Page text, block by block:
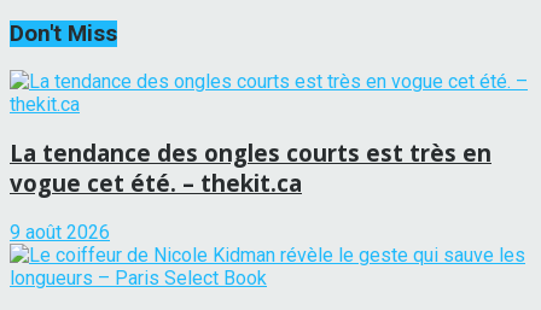
Don't Miss
La tendance des ongles courts est très en
vogue cet été. – thekit.ca
9 août 2026